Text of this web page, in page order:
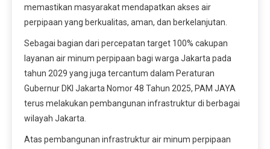
memastikan masyarakat mendapatkan akses air
perpipaan yang berkualitas, aman, dan berkelanjutan.
Sebagai bagian dari percepatan target 100% cakupan
layanan air minum perpipaan bagi warga Jakarta pada
tahun 2029 yang juga tercantum dalam Peraturan
Gubernur DKI Jakarta Nomor 48 Tahun 2025, PAM JAYA
terus melakukan pembangunan infrastruktur di berbagai
wilayah Jakarta.
Atas pembangunan infrastruktur air minum perpipaan